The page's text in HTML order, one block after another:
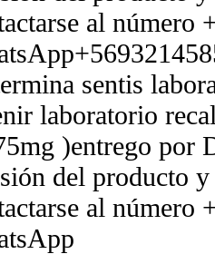
al número
sentis
laboratorio
)entrego por
del producto
al número